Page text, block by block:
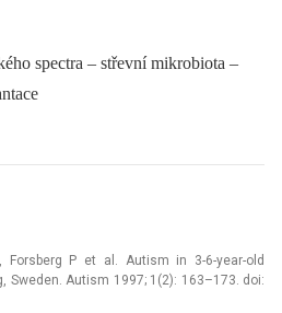
spectra – střevní mikrobiota –
Forsberg P et al. Autism in 3-6-year-old
Sweden. Autism 1997; 1(2): 163–173. doi: